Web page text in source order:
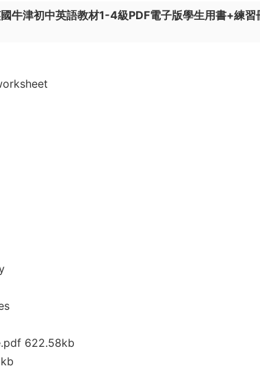
津初中英語教材1-4級PDF電子版學生用書+練習
622.58kb